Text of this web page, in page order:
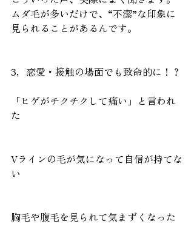
ムダ毛が多いだけで、“不潔”な印象に
見られることがあるんです。
3，恋愛・接触の場面でも致命的に！？
「ヒゲがチクチクして痛い」と言われ
た
Vラインの毛が気になって自信が持てな
い
胸毛や腹毛を見られて気まずくなった